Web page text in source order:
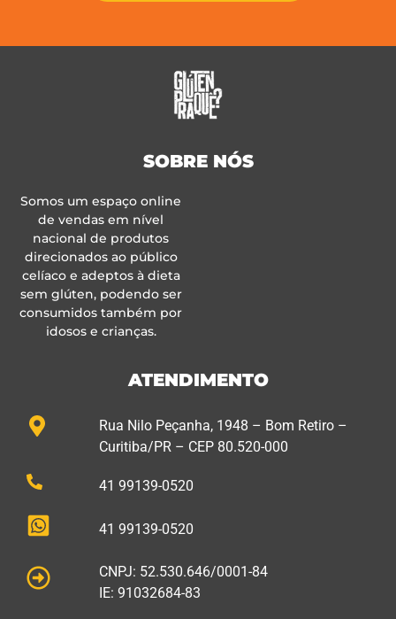
SOBRE NÓS
Somos um espaço online
de vendas em nível
nacional de produtos
direcionados ao público
celíaco e adeptos à dieta
sem glúten, podendo ser
consumidos também por
idosos e crianças.
ATENDIMENTO
Rua Nilo Peçanha, 1948 – Bom Retiro –
Curitiba/PR – CEP 80.520-000
41 99139-0520
41 99139-0520
CNPJ: 52.530.646/0001-84
IE: 91032684-83